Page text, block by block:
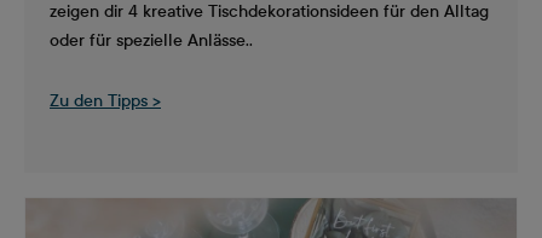
zeigen dir 4 kreative Tischdekorationsideen für den Alltag
oder für spezielle Anlässe..
Zu den Tipps >